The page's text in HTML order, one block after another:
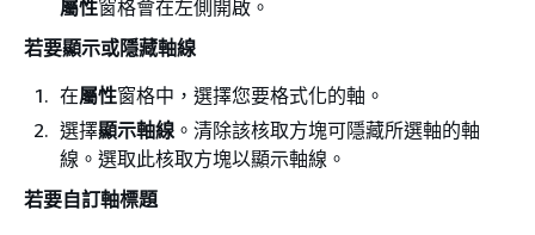
屬性窗格會在左側開啟。
若要顯示或隱藏軸線
在屬性窗格中，選擇您要格式化的軸。
選擇顯示軸線 。清除該核取方塊可隱藏所選軸的軸
線。選取此核取方塊以顯示軸線。
若要自訂軸標題